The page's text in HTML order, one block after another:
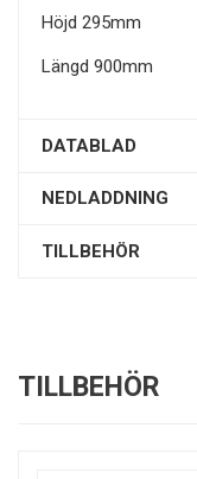
Höjd 295mm
Längd 900mm
DATABLAD
NEDLADDNING
TILLBEHÖR
TILLBEHÖR